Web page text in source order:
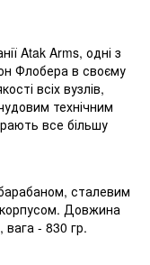
Atak Arms, одні з
Флобера в своєму
всіх вузлів,
технічним
все більшу
сталевим
Довжина
вага - 830 гр.